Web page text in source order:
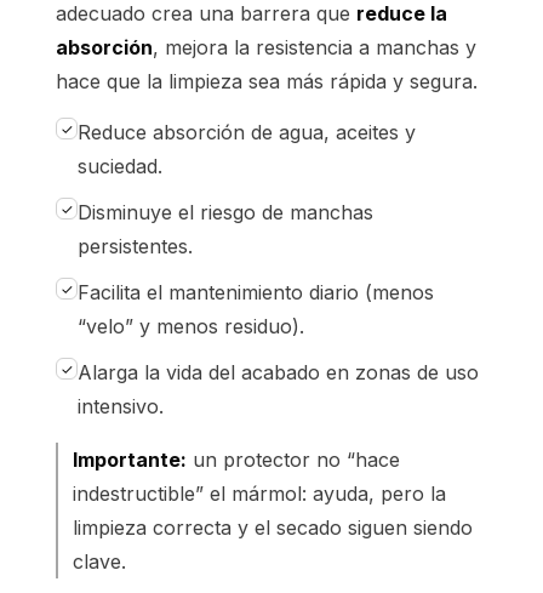
adecuado crea una barrera que reduce la
absorción, mejora la resistencia a manchas y
hace que la limpieza sea más rápida y segura.
Reduce absorción de agua, aceites y
suciedad.
Disminuye el riesgo de manchas
persistentes.
Facilita el mantenimiento diario (menos
“velo” y menos residuo).
Alarga la vida del acabado en zonas de uso
intensivo.
Importante: un protector no “hace
indestructible” el mármol: ayuda, pero la
limpieza correcta y el secado siguen siendo
clave.